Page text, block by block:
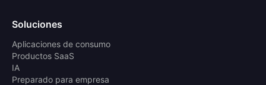
Soluciones
Aplicaciones de consumo
Productos SaaS
IA
Preparado para empresa